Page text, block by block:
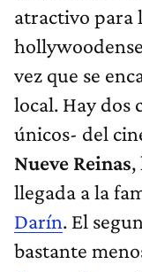
atractivo para
vez que se
local. Hay dos
únicos- del
Nueve Reinas,
llegada a la
Darín. El
bastante